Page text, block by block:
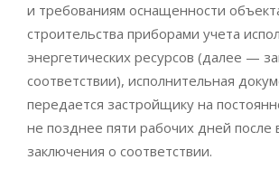
и требованиям оснащенности
строительства приборами учета
энергетических ресурсов (далее —
соответствии), исполнительная
передается застройщику на
не позднее пяти рабочих дней после
заключения о соответствии.